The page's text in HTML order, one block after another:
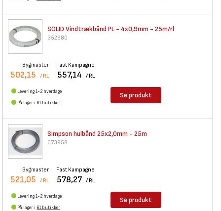
SOLID Vindtrækbånd PL - 4x0,9mm - 25m/rl
352980
Bygmaster
502,15 / RL
Fast Kampagne
557,14 / RL
Levering 1-2 hverdage
På lager i 61 butikker
Se produkt
Simpson hulbånd 25x2,0mm - 25m
073958
Bygmaster
521,05 / RL
Fast Kampagne
578,27 / RL
Levering 1-2 hverdage
På lager i 61 butikker
Se produkt